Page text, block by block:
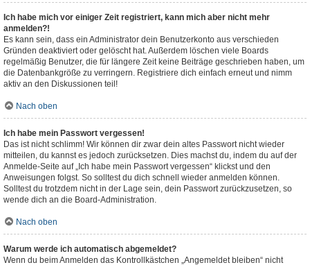
Ich habe mich vor einiger Zeit registriert, kann mich aber nicht mehr
anmelden?!
Es kann sein, dass ein Administrator dein Benutzerkonto aus verschieden
Gründen deaktiviert oder gelöscht hat. Außerdem löschen viele Boards
regelmäßig Benutzer, die für längere Zeit keine Beiträge geschrieben haben, um
die Datenbankgröße zu verringern. Registriere dich einfach erneut und nimm
aktiv an den Diskussionen teil!
Nach oben
Ich habe mein Passwort vergessen!
Das ist nicht schlimm! Wir können dir zwar dein altes Passwort nicht wieder
mitteilen, du kannst es jedoch zurücksetzen. Dies machst du, indem du auf der
Anmelde-Seite auf „Ich habe mein Passwort vergessen“ klickst und den
Anweisungen folgst. So solltest du dich schnell wieder anmelden können.
Solltest du trotzdem nicht in der Lage sein, dein Passwort zurückzusetzen, so
wende dich an die Board-Administration.
Nach oben
Warum werde ich automatisch abgemeldet?
Wenn du beim Anmelden das Kontrollkästchen „Angemeldet bleiben“ nicht